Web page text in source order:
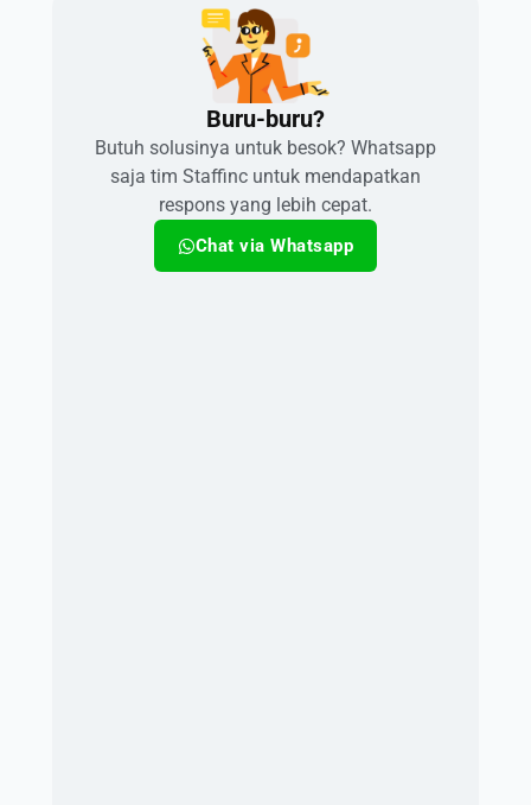
Buru-buru?​
Butuh solusinya untuk besok? Whatsapp
saja tim Staffinc untuk mendapatkan
respons yang lebih cepat.
Chat via Whatsapp